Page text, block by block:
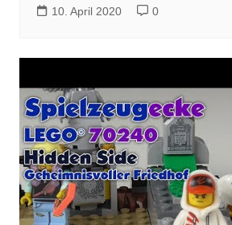
10. April 2020 0